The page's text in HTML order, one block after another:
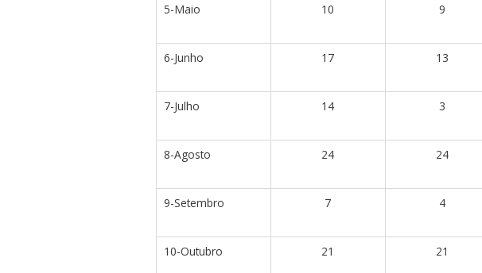
5-Maio 10 9
6-Junho 17 13
7-Julho 14 3
8-Agosto 24 24
9-Setembro 7 4
10-Outubro 21 21